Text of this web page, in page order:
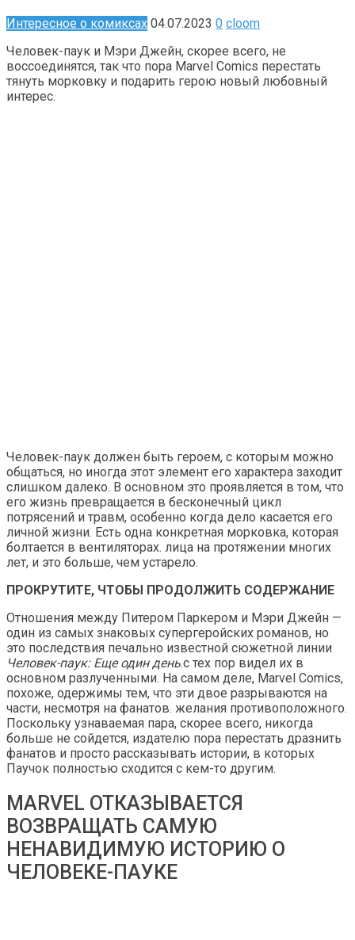
Интересное о комиксах 04.07.2023 0 cloom
Человек-паук и Мэри Джейн, скорее всего, не
воссоединятся, так что пора Marvel Comics перестать
тянуть морковку и подарить герою новый любовный
интерес.
Человек-паук должен быть героем, с которым можно
общаться, но иногда этот элемент его характера заходит
слишком далеко. В основном это проявляется в том, что
его жизнь превращается в бесконечный цикл
потрясений и травм, особенно когда дело касается его
личной жизни. Есть одна конкретная морковка, которая
болтается в вентиляторах. лица на протяжении многих
лет, и это больше, чем устарело.
ПРОКРУТИТЕ, ЧТОБЫ ПРОДОЛЖИТЬ СОДЕРЖАНИЕ
Отношения между Питером Паркером и Мэри Джейн —
один из самых знаковых супергеройских романов, но
это последствия печально известной сюжетной линии
Человек-паук: Еще один день.с тех пор видел их в
основном разлученными. На самом деле, Marvel Comics,
похоже, одержимы тем, что эти двое разрываются на
части, несмотря на фанатов. желания противоположного.
Поскольку узнаваемая пара, скорее всего, никогда
больше не сойдется, издателю пора перестать дразнить
фанатов и просто рассказывать истории, в которых
Паучок полностью сходится с кем-то другим.
MARVEL ОТКАЗЫВАЕТСЯ
ВОЗВРАЩАТЬ САМУЮ
НЕНАВИДИМУЮ ИСТОРИЮ О
ЧЕЛОВЕКЕ-ПАУКЕ